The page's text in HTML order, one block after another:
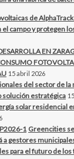
de
el campo y protegen
EN
15 abril 2026
del sector de la
estratégica
solar residencial
Greencities
a gestores
para el futuro de